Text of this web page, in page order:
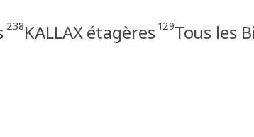
238KALLAX étagères 129Tous les